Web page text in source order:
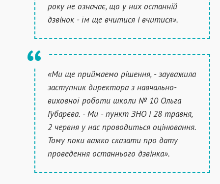
року не означає, що у них останній
дзвінок - їм ще вчитися і вчитися».
«Ми ще приймаемо рішення, - зауважила
заступник директора з навчально-
виховної роботи школи № 10 Ольга
Губарєва. - Ми - пункт ЗНО і 28 травня,
2 червня у нас проводиться оцінювання.
Тому поки важко сказати про дату
проведення останнього дзвінка».